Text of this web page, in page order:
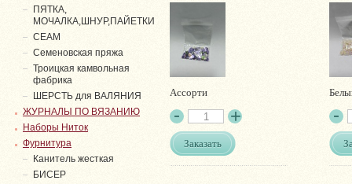
Ассорти
Заказать
ПЯТКА,
МОЧАЛКА,ШНУР,ПАЙЕТКИ
СЕАМ
Семеновская пряжа
Троицкая камвольная
фабрика
ШЕРСТЬ для ВАЛЯНИЯ
ЖУРНАЛЫ ПО ВЯЗАНИЮ
Наборы Ниток
Фурнитура
Канитель жесткая
БИСЕР